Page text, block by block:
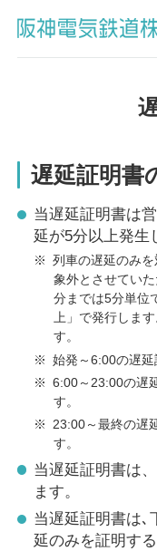
遅延証明書
当遅延証明書は
延が5分以上発生
※ 列車の遅延のみ
象外とさせてい
分までは5分単位
上」で発行しま
す。
※ 始発～6:00の遅延
※ 6:00～23:00の遅
す。
※
23:00～最終の遅
す。
当遅延証明書は
ます。
当遅延証明書は
延のみを証明す